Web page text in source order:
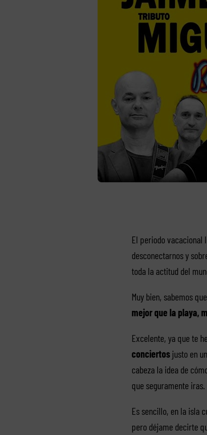
El periodo vacacional
desconectarnos y
toda la actitud del
Muy bien, sabemos
mejor que la playa,
Excelente, ya que te
conciertosjusto en
cabeza la idea de
que seguramente iras.
Es sencillo, en la isla
pero déjame decirte